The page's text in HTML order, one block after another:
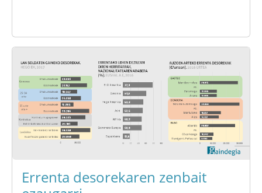
Errenta desorekaren zenbait